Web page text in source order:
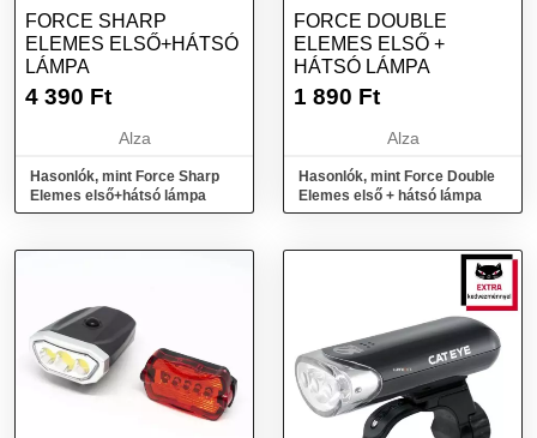
FORCE SHARP
ELEMES ELSŐ+HÁTSÓ
LÁMPA
4 390 Ft
Alza
Hasonlók, mint Force Sharp
Elemes első+hátsó lámpa
FORCE DOUBLE
ELEMES ELSŐ +
HÁTSÓ LÁMPA
1 890 Ft
Alza
Hasonlók, mint Force Double
Elemes első + hátsó lámpa